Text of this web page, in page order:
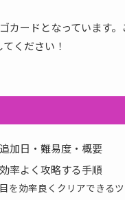
カードとなっています
ください！
加日・難易度・概要
率よく攻略する手順
を効率良くクリアできる